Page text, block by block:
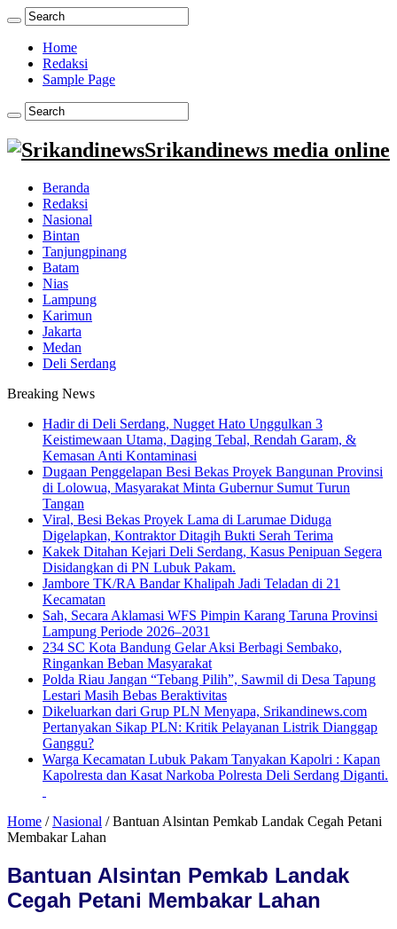
Home
Redaksi
Sample Page
Srikandinews media online
Beranda
Redaksi
Nasional
Bintan
Tanjungpinang
Batam
Nias
Lampung
Karimun
Jakarta
Medan
Deli Serdang
Breaking News
Hadir di Deli Serdang, Nugget Hato Unggulkan 3
Keistimewaan Utama, Daging Tebal, Rendah Garam, &
Kemasan Anti Kontaminasi
Dugaan Penggelapan Besi Bekas Proyek Bangunan Provinsi
di Lolowua, Masyarakat Minta Gubernur Sumut Turun
Tangan
Viral, Besi Bekas Proyek Lama di Larumae Diduga
Digelapkan, Kontraktor Ditagih Bukti Serah Terima
Kakek Ditahan Kejari Deli Serdang, Kasus Penipuan Segera
Disidangkan di PN Lubuk Pakam.
Jambore TK/RA Bandar Khalipah Jadi Teladan di 21
Kecamatan
Sah, Secara Aklamasi WFS Pimpin Karang Taruna Provinsi
Lampung Periode 2026–2031
234 SC Kota Bandung Gelar Aksi Berbagi Sembako,
Ringankan Beban Masyarakat
Polda Riau Jangan “Tebang Pilih”, Sawmil di Desa Tapung
Lestari Masih Bebas Beraktivitas
Dikeluarkan dari Grup PLN Menyapa, Srikandinews.com
Pertanyakan Sikap PLN: Kritik Pelayanan Listrik Dianggap
Ganggu?
Warga Kecamatan Lubuk Pakam Tanyakan Kapolri : Kapan
Kapolresta dan Kasat Narkoba Polresta Deli Serdang Diganti.
Home / Nasional / Bantuan Alsintan Pemkab Landak Cegah Petani
Membakar Lahan
Bantuan Alsintan Pemkab Landak
Cegah Petani Membakar Lahan